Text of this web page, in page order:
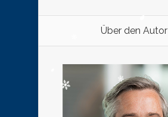
Über den Autor